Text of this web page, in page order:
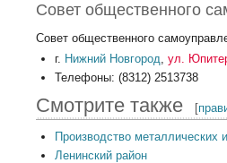
Совет общественного
Совет общественного
г. Нижний Новгород ул.
Телефоны: (8312) 2513738
Смотрите также [
Производство металлических
Ленинский район